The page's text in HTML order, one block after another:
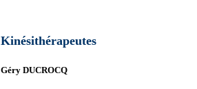
Kinésithérapeutes
Géry DUCROCQ